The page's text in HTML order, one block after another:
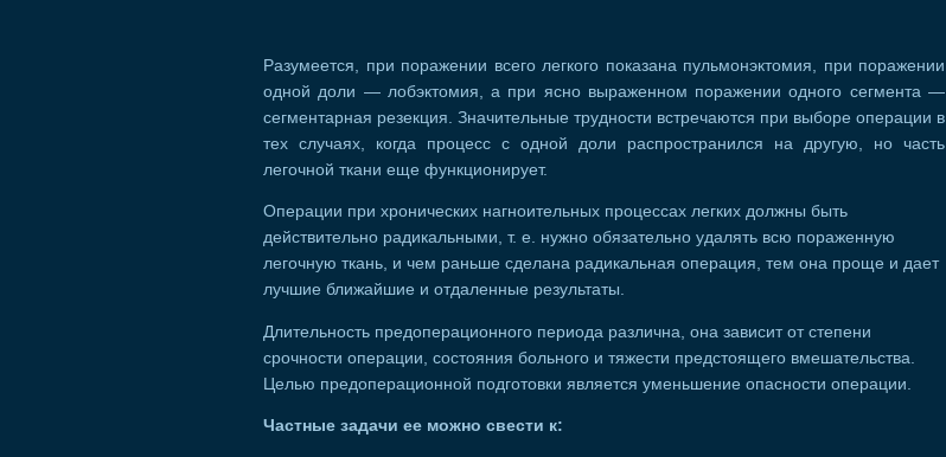
Разумеется, при поражении всего легкого показана пульмонэктомия, при поражении
одной доли — лобэктомия, а при ясно выраженном поражении одного сегмента —
сегментарная резекция. Значительные трудности встречаются при выборе операции в
тех случаях, когда процесс с одной доли распространился на другую, но часть
легочной ткани еще функционирует.
Операции при хронических нагноительных процессах легких должны быть
действительно радикальными, т. е. нужно обязательно удалять всю пораженную
легочную ткань, и чем раньше сделана радикальная операция, тем она проще и дает
лучшие ближайшие и отдаленные результаты.
Длительность предоперационного периода различна, она зависит от степени
срочности операции, состояния больного и тяжести предстоящего вмешательства.
Целью предоперационной подготовки является уменьшение опасности операции.
Частные задачи ее можно свести к: